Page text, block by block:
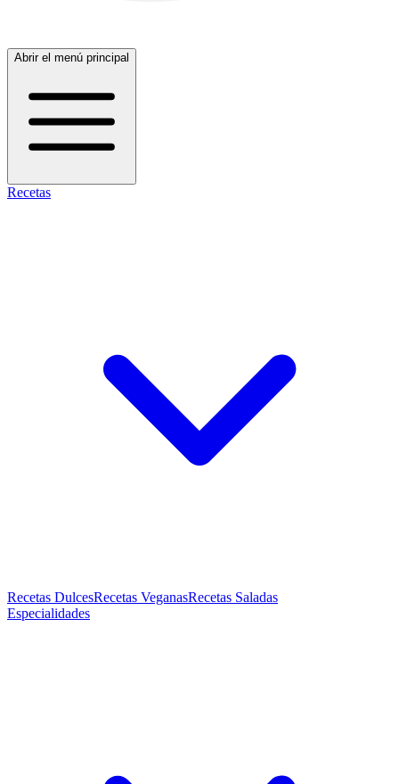
Abrir el menú principal
Recetas
Recetas DulcesRecetas VeganasRecetas Saladas
Especialidades